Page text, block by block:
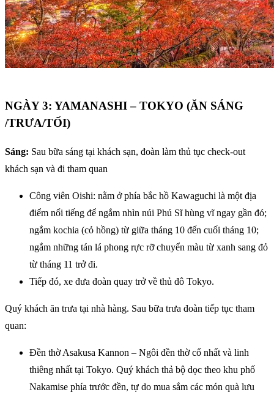
NGÀY 3: YAMANASHI – TOKYO (ĂN SÁNG
/TRƯA/TỐI)
Sáng: Sau bữa sáng tại khách sạn, đoàn làm thủ tục check-out
khách sạn và đi tham quan
Công viên Oishi: nằm ở phía bắc hồ Kawaguchi là một địa
điểm nổi tiếng để ngắm nhìn núi Phú Sĩ hùng vĩ ngay gần đó;
ngắm kochia (cỏ hồng) từ giữa tháng 10 đến cuối tháng 10;
ngắm những tán lá phong rực rỡ chuyển màu từ xanh sang đỏ
từ tháng 11 trở đi.
Tiếp đó, xe đưa đoàn quay trở về thủ đô Tokyo.
Quý khách ăn trưa tại nhà hàng. Sau bữa trưa đoàn tiếp tục tham
quan:
Đền thờ Asakusa Kannon – Ngôi đền thờ cổ nhất và linh
thiêng nhất tại Tokyo. Quý khách thả bộ dọc theo khu phố
Nakamise phía trước đền, tự do mua sắm các món quà lưu